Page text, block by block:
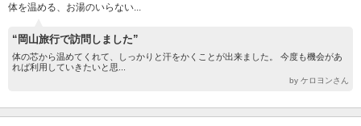
体を温める、お湯のいらない...
“岡山旅行で訪問しました”
体の芯から温めてくれて、しっかりと汗をかくことが出来ました。 今度も機会があ
れば利用していきたいと思...
by ケロヨンさん